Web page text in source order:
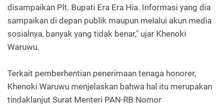
disampaikan Plt. Bupati Era Era Hia. Informasi yang dia
sampaikan di depan publik maupun melalui akun media
sosialnya, banyak yang tidak benar," ujar Khenoki
Waruwu.
Terkait pemberhentian penerimaan tenaga honorer,
Khenoki Waruwu menjelaskan bahwa hal itu merupakan
tindaklanjut Surat Menteri PAN-RB Nomor